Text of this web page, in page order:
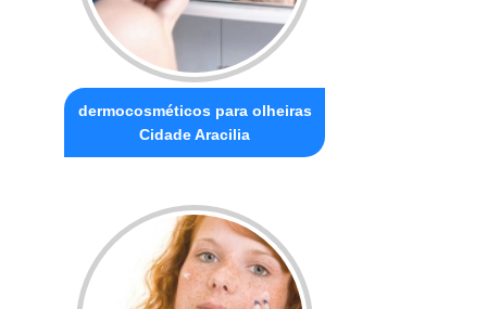
dermocosméticos para olheiras
Cidade Aracilia